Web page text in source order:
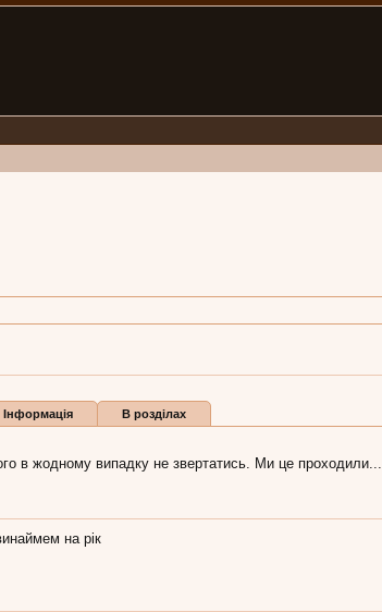
Інформація В розділах
в жодному випадку не звертатись. Ми це проходили...
на рік